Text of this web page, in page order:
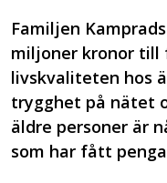
Familjen
miljoner kronor till
livskvaliteten hos
trygghet på nätet
äldre personer är
som har fått